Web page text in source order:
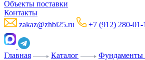
Объекты поставки
Контакты
zakaz@zhbi25.ru
+7 (912) 280-01-
Главная Каталог Фундаменты